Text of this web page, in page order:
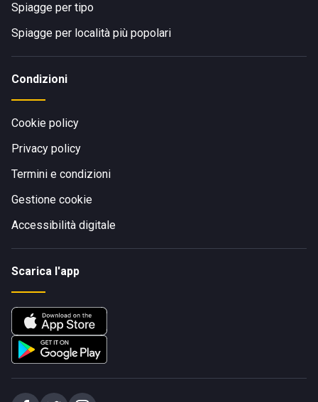
Spiagge per tipo
Spiagge per località più popolari
Condizioni
Cookie policy
Privacy policy
Termini e condizioni
Gestione cookie
Accessibilità digitale
Scarica l'app